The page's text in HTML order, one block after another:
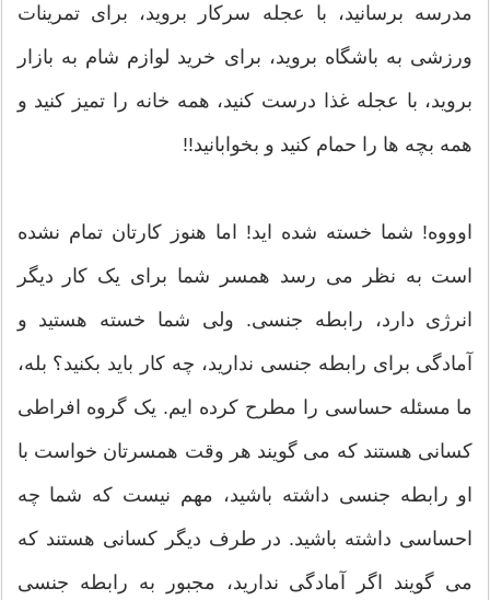
مدرسه برسانید، با عجله سرکار بروید، برای تمرینات
ورزشی به باشگاه بروید، برای خرید لوازم شام به بازار
بروید، با عجله غذا درست کنید، همه خانه را تمیز کنید و
همه بچه ها را حمام کنید و بخوابانید!!
اوووه! شما خسته شده اید! اما هنوز کارتان تمام نشده
است به نظر می رسد همسر شما برای یک کار دیگر
انرژی دارد، رابطه جنسی. ولی شما خسته هستید و
آمادگی برای رابطه جنسی ندارید، چه کار باید بکنید؟ بله،
ما مسئله حساسی را مطرح کرده ایم. یک گروه افراطی
کسانی هستند که می گویند هر وقت همسرتان خواست با
او رابطه جنسی داشته باشید، مهم نیست که شما چه
احساسی داشته باشید. در طرف دیگر کسانی هستند که
می گویند اگر آمادگی ندارید، مجبور به رابطه جنسی